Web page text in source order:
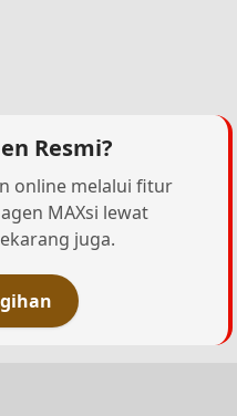
Resmi?
online melalui fitur
MAXsi lewat
juga.